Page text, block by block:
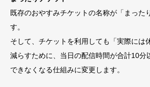
既存のおやすみチケットの名称が「まった
す。
そして、チケットを利用しても「実際には
減らすために、当日の配信時間が合計10分
できなくなる仕組みに変更します。